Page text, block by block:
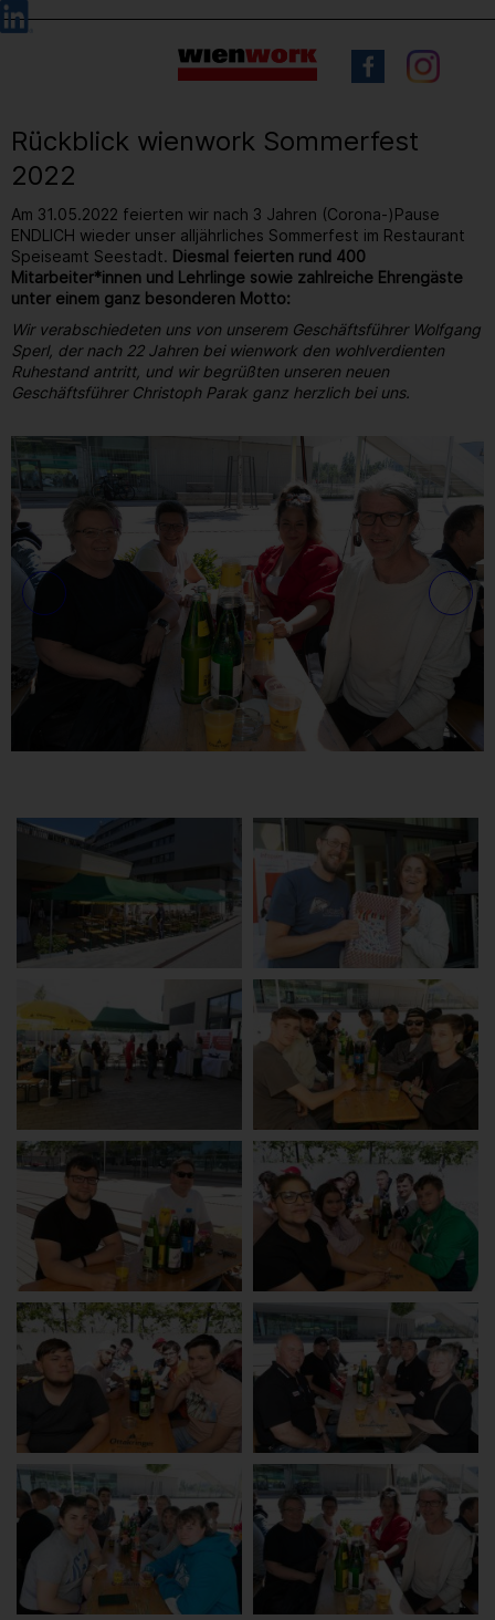
Barrierefreie
Bedienung
Sprachauswahl
Rückblick wienwork Sommerfest
2022
Am 31.05.2022 feierten wir nach 3 Jahren (Corona-)Pause
ENDLICH wieder unser alljährliches Sommerfest im Restaurant
Speiseamt Seestadt. Diesmal feierten rund 400
Mitarbeiter*innen und Lehrlinge sowie zahlreiche Ehrengäste
unter einem ganz besonderen Motto:
Wir verabschiedeten uns von unserem Geschäftsführer Wolfgang
Sperl, der nach 22 Jahren bei wienwork den wohlverdienten
Ruhestand antritt, und wir begrüßten unseren neuen
Geschäftsführer Christoph Parak ganz herzlich bei uns.
10 / 264